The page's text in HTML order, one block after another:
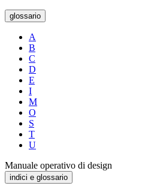
glossario
A
B
C
D
E
I
M
O
S
T
U
Manuale operativo di design
indici e glossario